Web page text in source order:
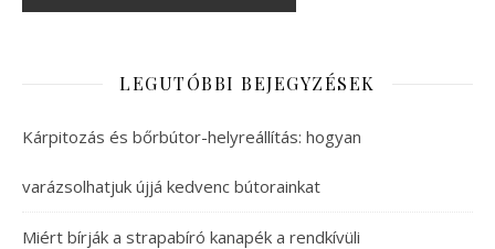
LEGUTÓBBI BEJEGYZÉSEK
Kárpitozás és bőrbútor-helyreállítás: hogyan
varázsolhatjuk újjá kedvenc bútorainkat
Miért bírják a strapabíró kanapék a rendkívüli